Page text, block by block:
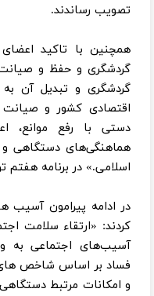
تصویب رساندند.
همچنین با تاکید
گردشگری و حفظ و
گردشگری و تبدیل آن
اقتصادی کشور و صیانت
دستی با رفع موانع،
هماهنگی‌های دستگاهی
اسلامی.» در برنامه
در ادامه پیرامون
کردند: «ارتقاء سلامت
آسیب‌های اجتماعی به
فساد بر اساس شاخص های
و امکانات مرتبط دستگاهی